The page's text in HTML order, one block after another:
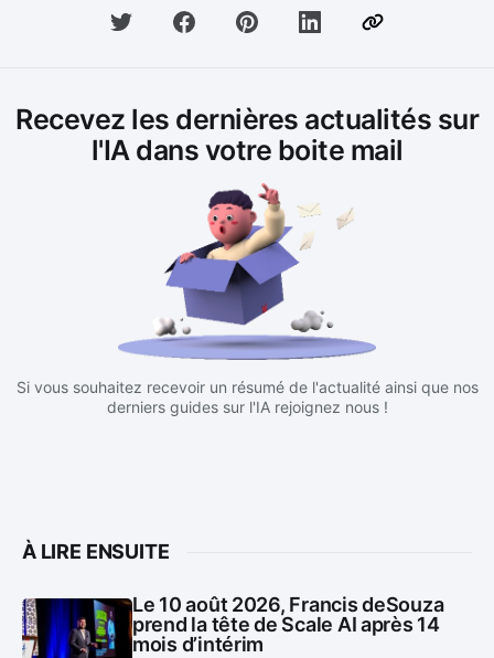
Recevez les dernières actualités sur
l'IA dans votre boite mail
Si vous souhaitez recevoir un résumé de l'actualité ainsi que nos
derniers guides sur l'IA rejoignez nous !
À LIRE ENSUITE
Le 10 août 2026, Francis deSouza
prend la tête de Scale AI après 14
mois d’intérim